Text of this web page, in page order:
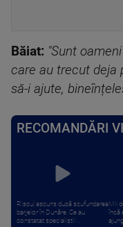
Băiat: "Sunt
care au trecut deja
să-i ajute,
RECOMANDĂRI
Riscul ascuns după scufundarea
barjelor în Dunăre. Ce au
constatat specialiștii ...
Mii
încă